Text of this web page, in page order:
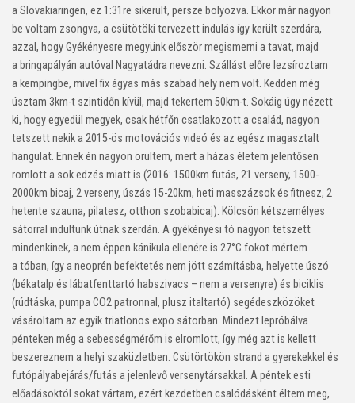
a Slovakiaringen, ez 1:31re sikerült, persze bolyozva. Ekkor már nagyon
be voltam zsongva, a csütötöki tervezett indulás így került szerdára,
azzal, hogy Gyékényesre megyünk először megismerni a tavat, majd
a bringapályán autóval Nagyatádra nevezni. Szállást előre lezsíroztam
a kempingbe, mivel fix ágyas más szabad hely nem volt. Kedden még
úsztam 3km-t szintidőn kívül, majd tekertem 50km-t. Sokáig úgy nézett
ki, hogy egyedül megyek, csak hétfőn csatlakozott a család, nagyon
tetszett nekik a 2015-ös motovációs videó és az egész magasztalt
hangulat. Ennek én nagyon örültem, mert a házas életem jelentősen
romlott a sok edzés miatt is (2016: 1500km futás, 21 verseny, 1500-
2000km bicaj, 2 verseny, úszás 15-20km, heti masszázsok és fitnesz, 2
hetente szauna, pilatesz, otthon szobabicaj). Kölcsön kétszemélyes
sátorral indultunk útnak szerdán. A gyékényesi tó nagyon tetszett
mindenkinek, a nem éppen kánikula ellenére is 27°C fokot mértem
a tóban, így a neoprén befektetés nem jött számításba, helyette úszó
(békatalp és lábatfenttartó habszivacs – nem a versenyre) és biciklis
(rúdtáska, pumpa CO2 patronnal, plusz italtartó) segédeszközöket
vásároltam az egyik triatlonos expo sátorban. Mindezt lepróbálva
pénteken még a sebességmérőm is elromlott, így még azt is kellett
beszereznem a helyi szaküzletben. Csütörtökön strand a gyerekekkel és
futópályabejárás/futás a jelenlevő versenytársakkal. A péntek esti
előadásoktól sokat vártam, ezért kezdetben csalódásként éltem meg,